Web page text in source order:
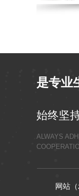
是专业
始终坚
ALWAYS
网站